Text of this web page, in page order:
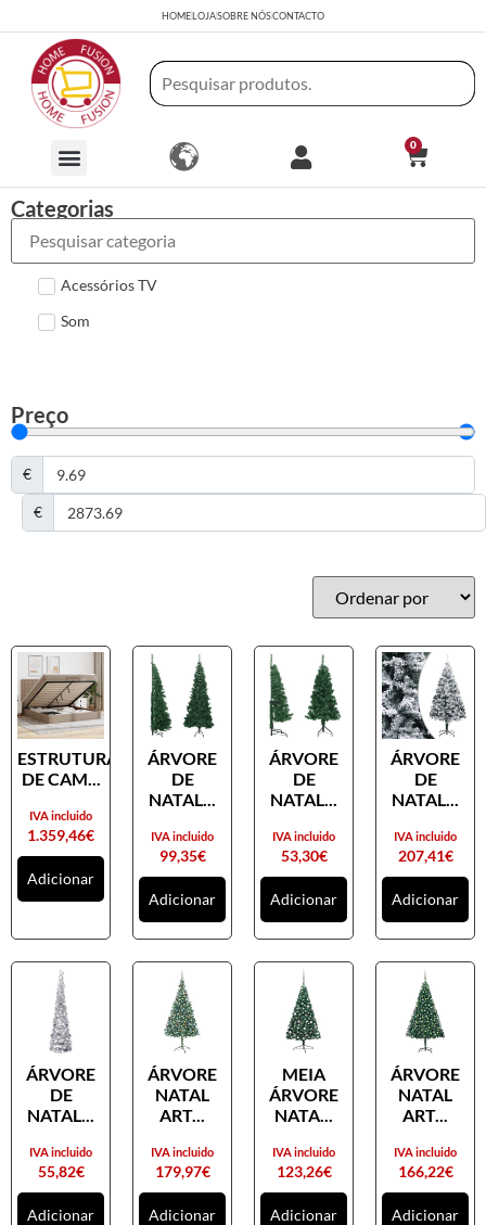
HOMELOJASOBRE NÓSCONTACTO
0
Categorias
Acessórios TV
Som
Preço
€
€
ESTRUTURA
DE CAM...
1.359,46€
IVA incluido
Adicionar
ÁRVORE
DE
NATAL...
99,35€
IVA incluido
Adicionar
ÁRVORE
DE
NATAL...
53,30€
IVA incluido
Adicionar
ÁRVORE
DE
NATAL...
207,41€
IVA incluido
Adicionar
ÁRVORE
DE
NATAL...
55,82€
IVA incluido
Adicionar
ÁRVORE
NATAL
ART...
179,97€
IVA incluido
Adicionar
MEIA
ÁRVORE
NATA...
123,26€
IVA incluido
Adicionar
ÁRVORE
NATAL
ART...
166,22€
IVA incluido
Adicionar